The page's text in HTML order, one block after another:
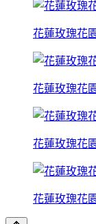
花蓮玫瑰花
花蓮玫瑰花
花蓮玫瑰花
花蓮玫瑰花